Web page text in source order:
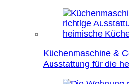
Küchenmaschine &
Ausstattung für die